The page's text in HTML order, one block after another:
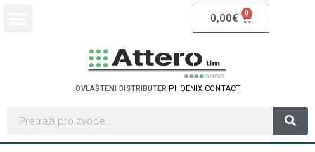
0,00€ 0
OVLAŠTENI DISTRIBUTER PHOENIX CONTACT